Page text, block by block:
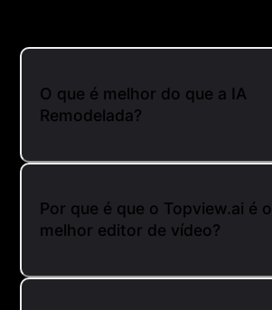
O que é melhor do que a IA
Remodelada?
Por que é que o Topview.ai é o
melhor editor de vídeo?